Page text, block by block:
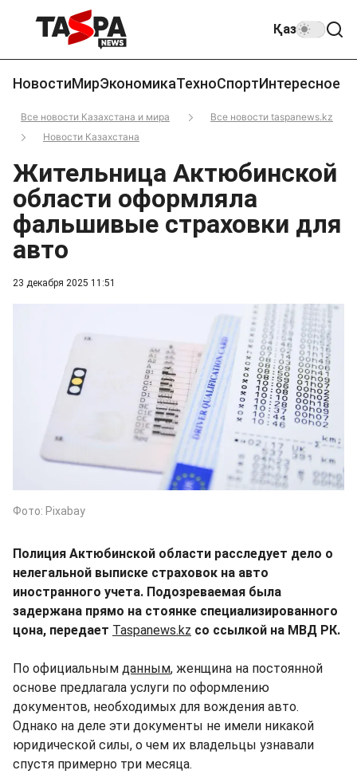
Қаз
НовостиМирЭкономикаТехноСпортИнтересное
Все новости Казахстана и мира
Все новости taspanews.kz
Новости Казахстана
23 декабря 2025 11:51
Жительница Актюбинской
области оформляла
фальшивые страховки для
авто
Фото: Pixabay
Полиция Актюбинской области расследует дело о
нелегальной выписке страховок на авто
иностранного учета. Подозреваемая была
задержана прямо на стоянке специализированного
цона, передает Taspanews.kz со ссылкой на МВД РК.
По официальным данным, женщина на постоянной
основе предлагала услуги по оформлению
документов, необходимых для вождения авто.
Однако на деле эти документы не имели никакой
юридической силы, о чем их владельцы узнавали
спустя примерно три месяца.